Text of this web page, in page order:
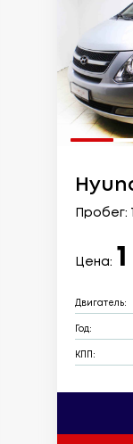
Пробег:
Цена:
Двигатель:
Год:
КПП: